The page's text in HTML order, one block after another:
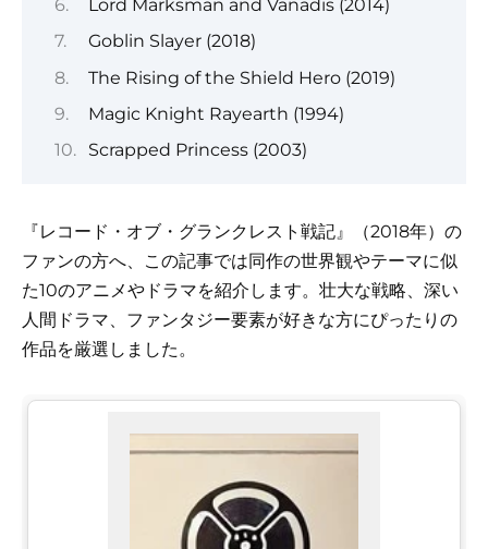
Lord Marksman and Vanadis (2014)
Goblin Slayer (2018)
The Rising of the Shield Hero (2019)
Magic Knight Rayearth (1994)
Scrapped Princess (2003)
『レコード・オブ・グランクレスト戦記』（2018年）の
ファンの方へ、この記事では同作の世界観やテーマに似
た10のアニメやドラマを紹介します。壮大な戦略、深い
人間ドラマ、ファンタジー要素が好きな方にぴったりの
作品を厳選しました。